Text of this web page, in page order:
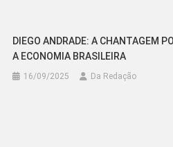
DIEGO ANDRADE: A CHANTAGEM
A ECONOMIA BRASILEIRA
16/09/2025 Da Redação